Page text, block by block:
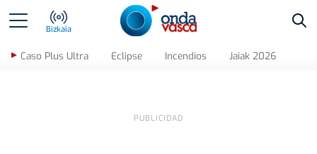
Bizkaia
Caso Plus Ultra Eclipse Incendios Jaiak 2026